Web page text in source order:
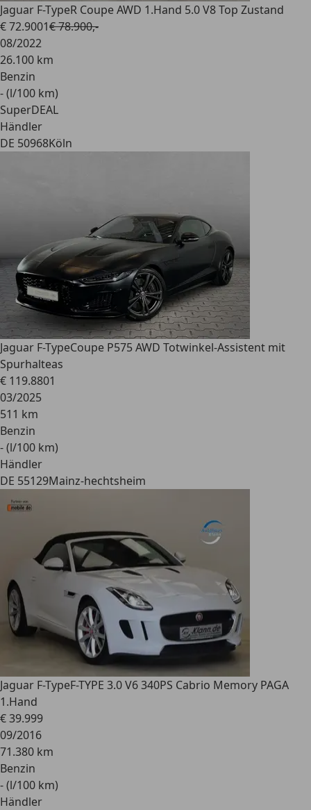
Jaguar F-TypeR Coupe AWD 1.Hand 5.0 V8 Top Zustand
€ 72.9001€ 78.900,-
08/2022
26.100 km
Benzin
- (l/100 km)
SuperDEAL
Händler
DE 50968Köln
Jaguar F-TypeCoupe P575 AWD Totwinkel-Assistent mit
Spurhalteas
€ 119.8801
03/2025
511 km
Benzin
- (l/100 km)
Händler
DE 55129Mainz-hechtsheim
Jaguar F-TypeF-TYPE 3.0 V6 340PS Cabrio Memory PAGA
1.Hand
€ 39.999
09/2016
71.380 km
Benzin
- (l/100 km)
Händler